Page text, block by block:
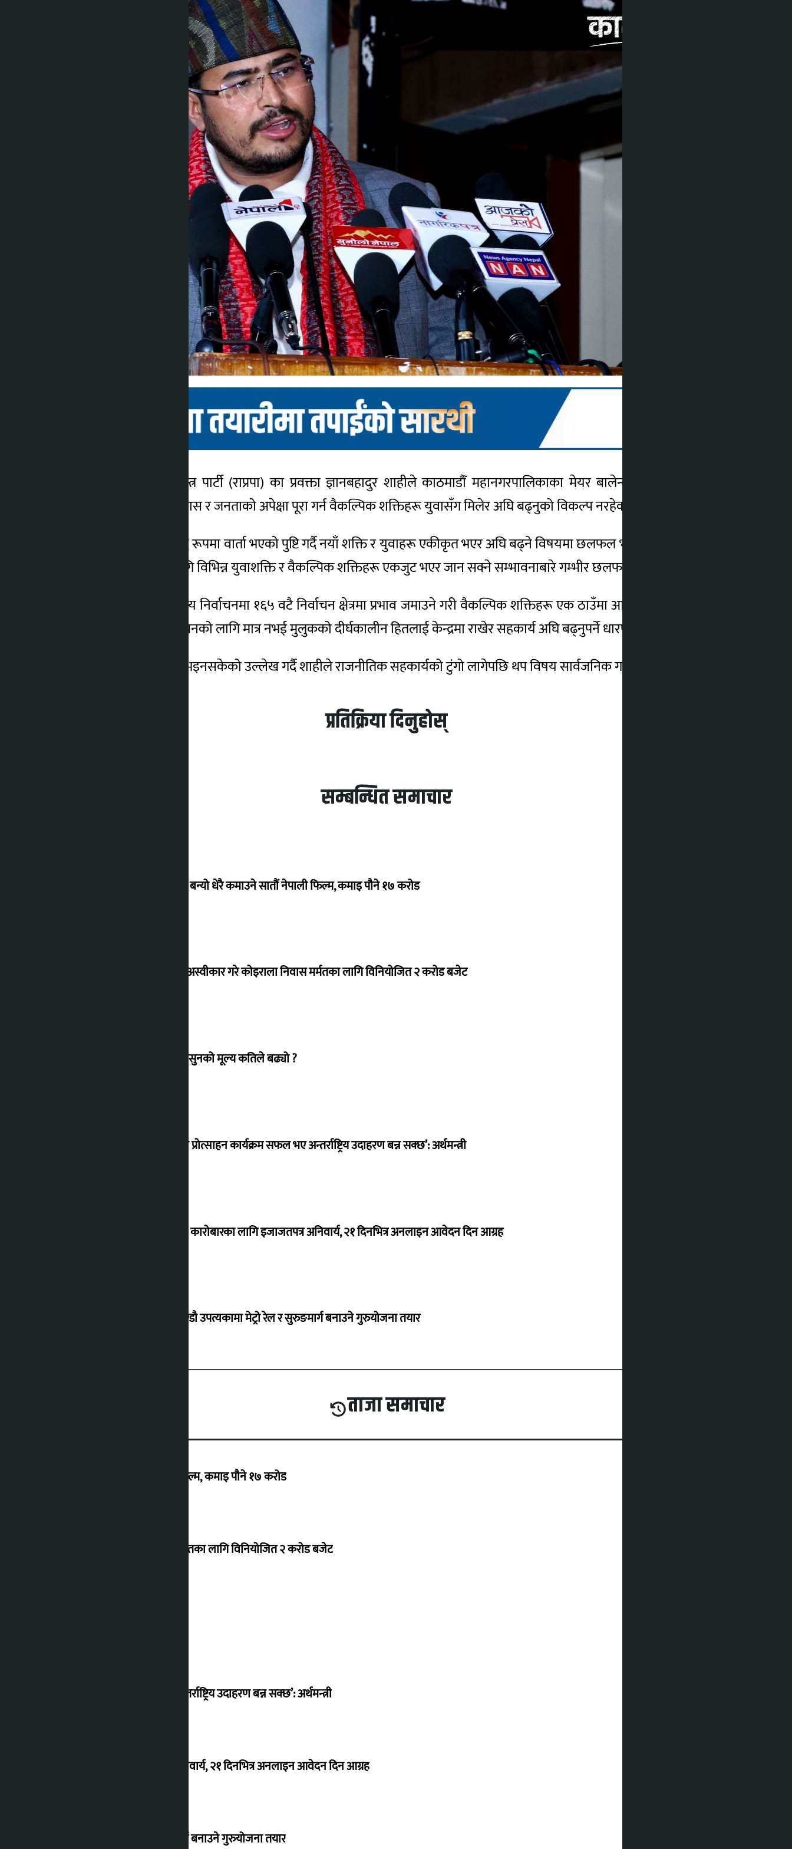
काठमाडौँ । राष्ट्रिय प्रजातन्त्र पार्टी (राप्रपा) का प्रवक्ता ज्ञानबहादुर शाहीले काठमाडौँ महानगरपालिकाका मेयर बालेन्द्र साह (बालेन) सँग भएको
भेटवार्तापछि मुलुकको विकास र जनताको अपेक्षा पूरा गर्न वैकल्पिक शक्तिहरू युवासँग मिलेर अघि बढ्नुको विकल्प नरहेको बताएका छन्।
शाहीले बालेनसँग चरणबद्ध रूपमा वार्ता भएको पुष्टि गर्दै नयाँ शक्ति र युवाहरू एकीकृत भएर अघि बढ्ने विषयमा छलफल भएको जानकारी दिए। उनका
अनुसार देश निर्माणका लागि विभिन्न युवाशक्ति र वैकल्पिक शक्तिहरू एकजुट भएर जान सक्ने सम्भावनाबारे गम्भीर छलफल भएको थियो।
आसन्न प्रतिनिधि सभा सदस्य निर्वाचनमा १६५ वटै निर्वाचन क्षेत्रमा प्रभाव जमाउने गरी वैकल्पिक शक्तिहरू एक ठाउँमा आउनुपर्नेमा आफ्नो जोड रहेको
शाहीले बताए। उनले निर्वाचनको लागि मात्र नभई मुलुकको दीर्घकालीन हितलाई केन्द्रमा राखेर सहकार्य अघि बढ्नुपर्ने धारणा पनि व्यक्त गरे।
हालसम्म कुनै ठोस निर्णय भइनसकेको उल्लेख गर्दै शाहीले राजनीतिक सहकार्यको टुंगो लागेपछि थप विषय सार्वजनिक गरिने बताए।
प्रतिक्रिया दिनुहोस्
सम्बन्धित समाचार
‘गौंथली’ बन्यो धेरै कमाउने सातौं नेपाली फिल्म, कमाइ पौने १७ करोड
शेखरले अस्वीकार गरे कोइराला निवास मर्मतका लागि विनियोजित २ करोड बजेट
शुक्रबार सुनको मूल्य कतिले बढ्यो ?
‘करदाता प्रोत्साहन कार्यक्रम सफल भए अन्तर्राष्ट्रिय उदाहरण बन्न सक्छ’: अर्थमन्त्री
घरजग्गा कारोबारका लागि इजाजतपत्र अनिवार्य, २१ दिनभित्र अनलाइन आवेदन दिन आग्रह
काठमाण्डौ उपत्यकामा मेट्रो रेल र सुरुङमार्ग बनाउने गुरुयोजना तयार
ताजा समाचार
‘गौंथली’ बन्यो धेरै कमाउने सातौं नेपाली फिल्म, कमाइ पौने १७ करोड
शेखरले अस्वीकार गरे कोइराला निवास मर्मतका लागि विनियोजित २ करोड बजेट
‘करदाता प्रोत्साहन कार्यक्रम सफल भए अन्तर्राष्ट्रिय उदाहरण बन्न सक्छ’: अर्थमन्त्री
घरजग्गा कारोबारका लागि इजाजतपत्र अनिवार्य, २१ दिनभित्र अनलाइन आवेदन दिन आग्रह
काठमाण्डौ उपत्यकामा मेट्रो रेल र सुरुङमार्ग बनाउने गुरुयोजना तयार